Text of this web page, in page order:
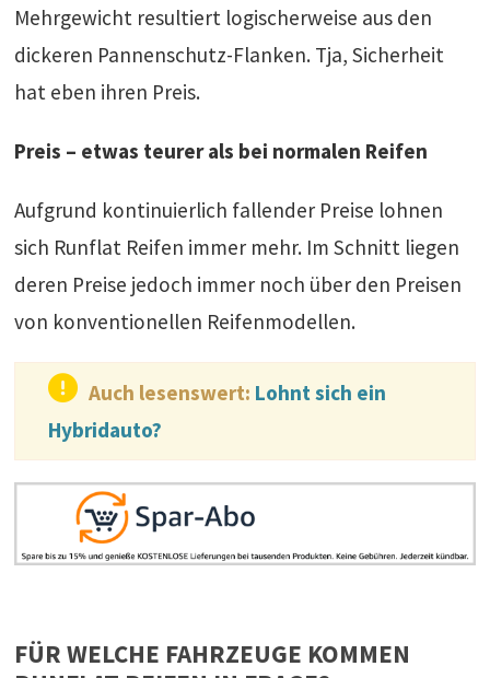
Mehrgewicht resultiert logischerweise aus den
dickeren Pannenschutz-Flanken. Tja, Sicherheit
hat eben ihren Preis.
Preis – etwas teurer als bei normalen Reifen
Aufgrund kontinuierlich fallender Preise lohnen
sich Runflat Reifen immer mehr. Im Schnitt liegen
deren Preise jedoch immer noch über den Preisen
von konventionellen Reifenmodellen.
Auch lesenswert: Lohnt sich ein
Hybridauto?
FÜR WELCHE FAHRZEUGE KOMMEN